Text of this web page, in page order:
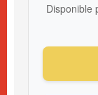
Disponible